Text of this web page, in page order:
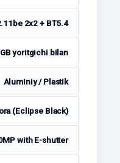
2x2 + BT5.4
yoritgichi bilan
Aluminiy / Plastik
(Eclipse Black)
with E-shutter